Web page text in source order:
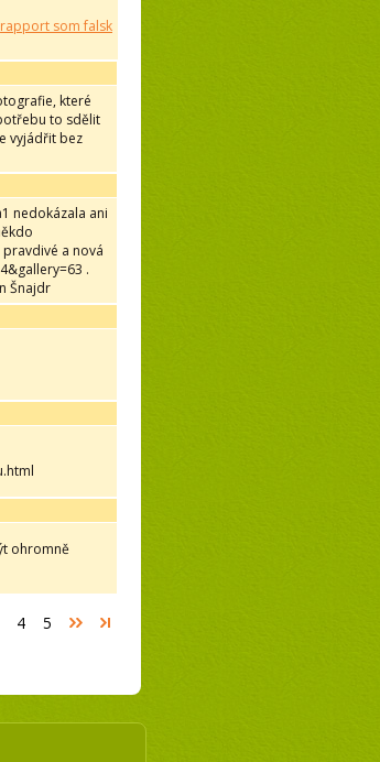
rapport som falsk
které
to sdělit
vyjádřit bez
nedokázala ani
a nová
.
Šnajdr
ohromně
4 5